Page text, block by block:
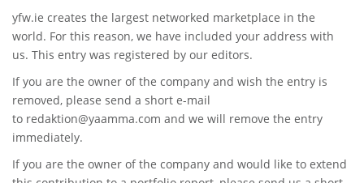
yfw.ie creates the largest networked marketplace in the
world. For this reason, we have included your address with
us. This entry was registered by our editors.
If you are the owner of the company and wish the entry is
removed, please send a short e-mail
to redaktion@yaamma.com and we will remove the entry
immediately.
If you are the owner of the company and would like to extend